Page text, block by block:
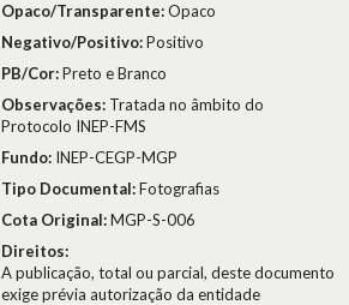
Opaco/Transparente:Opaco
Negativo/Positivo:Positivo
PB/Cor:Preto e Branco
Observações: Tratada no âmbito do
Protocolo INEP-FMS
Fundo: INEP-CEGP-MGP
Tipo Documental:Fotografias
Cota Original:MGP-S-006
Direitos:
A publicação, total ou parcial, deste documento
exige prévia autorização da entidade